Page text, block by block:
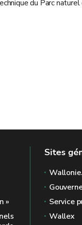
du Parc
»
Sites
Service
Wallex